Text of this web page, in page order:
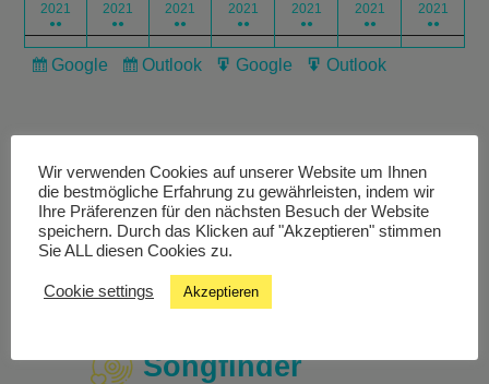
2021
●●
2021
●●
2021
●●
2021
●●
2021
●●
2021
●●
2021
●●
Subscribe
Google
Subscribe
Outlook
Export
Google
Export
Outlook
Livestream
Studiochat
Songfinder
Wir verwenden Cookies auf unserer Website um Ihnen
die bestmögliche Erfahrung zu gewährleisten, indem wir
Ihre Präferenzen für den nächsten Besuch der Website
speichern. Durch das Klicken auf "Akzeptieren" stimmen
Sie ALL diesen Cookies zu.
Cookie settings Akzeptieren